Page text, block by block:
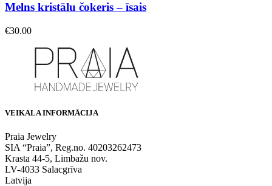
Melns kristālu čokeris – īsais
€30.00
VEIKALA INFORMĀCIJA
Praia Jewelry
SIA “Praia”, Reg.no. 40203262473
Krasta 44-5, Limbažu nov.
LV-4033 Salacgrīva
Latvija